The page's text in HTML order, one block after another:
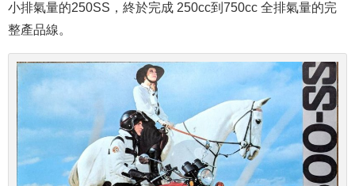
小排氣量的250SS，終於完成 250cc到750cc 全排氣量的完
整產品線。